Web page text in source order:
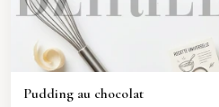
Pudding au chocolat